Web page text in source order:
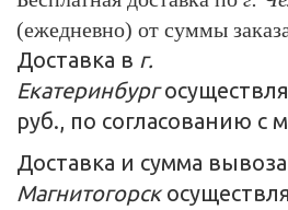
(ежедневно) от суммы
Доставка в г.
Екатеринбург
руб., по согласованию с
Доставка и сумма
Магнитогорск